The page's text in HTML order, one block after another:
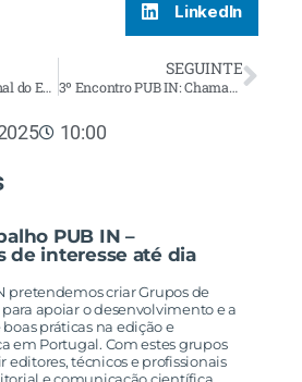
LinkedIn
PUB IN é o nó nacional do European Diamond Capacity Hub
SEGUINTE
3º Encontro PUB IN: Chamada para submissões
10:00
PUB IN –
de interesse até dia
pretendemos criar Grupos de
apoiar o desenvolvimento e a
práticas na edição e
em Portugal. Com estes grupos
técnicos e profissionais